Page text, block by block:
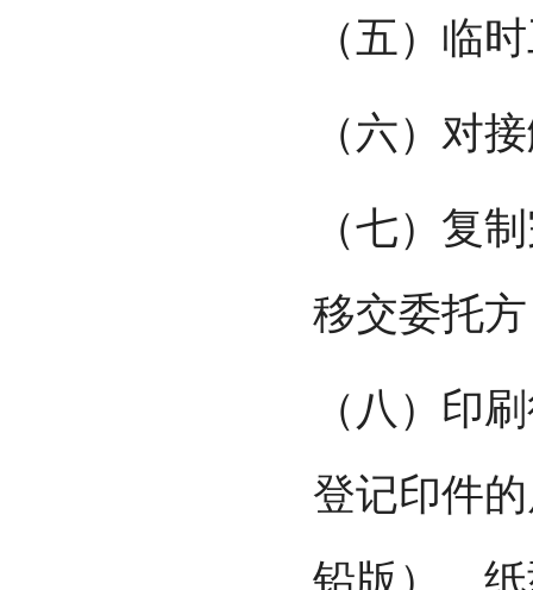
（五）临
（六）对
（七）复
移交委托
（八）印
登记印件
铅版）、